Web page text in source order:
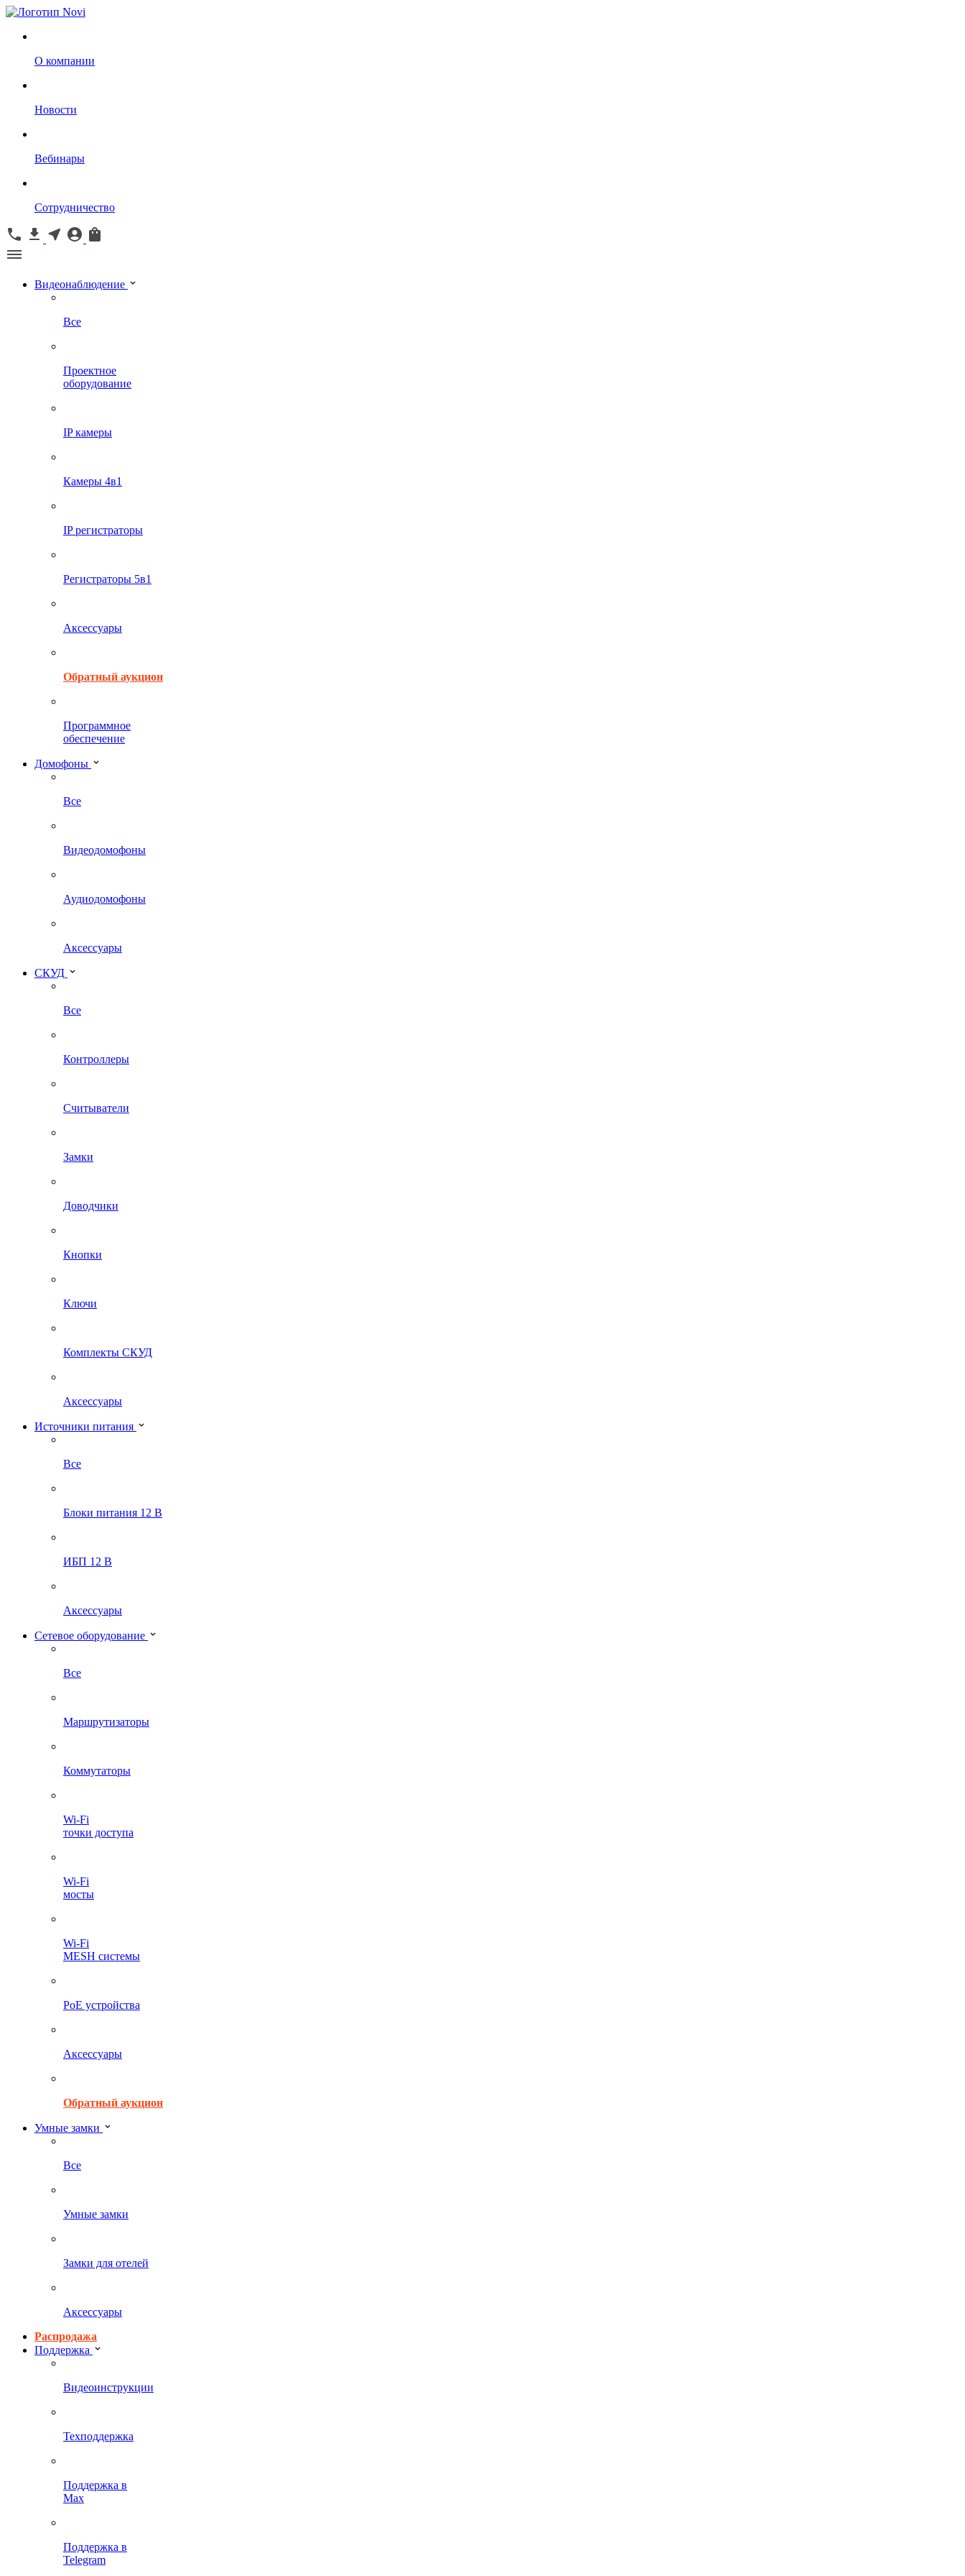
О компании
Новости
Вебинары
Сотрудничество
Видеонаблюдение
Все
Проектное
оборудование
IP камеры
Камеры 4в1
IP регистраторы
Регистраторы 5в1
Аксессуары
Обратный аукцион
Программное
обеспечение
Домофоны
Все
Видеодомофоны
Аудиодомофоны
Аксессуары
СКУД
Все
Контроллеры
Считыватели
Замки
Доводчики
Кнопки
Ключи
Комплекты СКУД
Аксессуары
Источники питания
Все
Блоки питания 12 В
ИБП 12 В
Аксессуары
Сетевое оборудование
Все
Маршрутизаторы
Коммутаторы
Wi-Fi
точки доступа
Wi-Fi
мосты
Wi-Fi
MESH системы
PoE устройства
Аксессуары
Обратный аукцион
Умные замки
Все
Умные замки
Замки для отелей
Аксессуары
Распродажа
Поддержка
Видеоинструкции
Техподдержка
Поддержка в
Max
Поддержка в
Telegram